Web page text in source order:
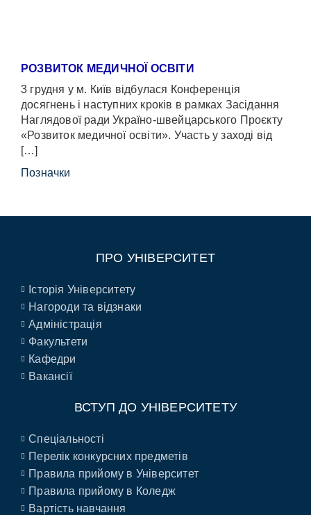
РОЗВИТОК МЕДИЧНОЇ ОСВІТИ
3 грудня у м. Київ відбулася Конференція
досягнень і наступних кроків в рамках Засідання
Наглядової ради Україно-швейцарського Проєкту
«Розвиток медичної освіти». Участь у заході від
[…]
Позначки
ПРО УНІВЕРСИТЕТ
Історія Університету
Нагороди та відзнаки
Адміністрація
Факультети
Кафедри
Вакансії
ВСТУП ДО УНІВЕРСИТЕТУ
Спеціальності
Перелік конкурсних предметів
Правила прийому в Університет
Правила прийому в Коледж
Вартість навчання